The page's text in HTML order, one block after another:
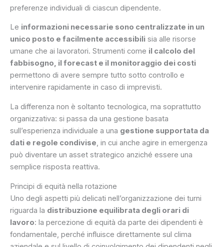
preferenze individuali di ciascun dipendente.
Le informazioni necessarie sono centralizzate in un
unico posto e facilmente accessibili sia alle risorse
umane che ai lavoratori. Strumenti come il calcolo del
fabbisogno, il forecast e il monitoraggio dei costi
permettono di avere sempre tutto sotto controllo e
intervenire rapidamente in caso di imprevisti.
La differenza non è soltanto tecnologica, ma soprattutto
organizzativa: si passa da una gestione basata
sull’esperienza individuale a una gestione supportata da
dati e regole condivise, in cui anche agire in emergenza
può diventare un asset strategico anziché essere una
semplice risposta reattiva.
Principi di equità nella rotazione
Uno degli aspetti più delicati nell’organizzazione dei turni
riguarda la distribuzione equilibrata degli orari di
lavoro: la percezione di equità da parte dei dipendenti è
fondamentale, perché influisce direttamente sul clima